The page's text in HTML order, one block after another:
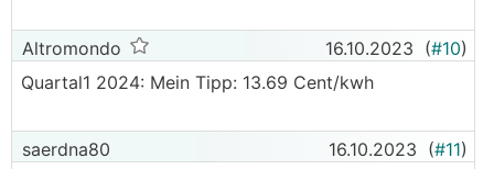
Altromondo 16.10.2023 (#10)
Quartal1 2024: Mein Tipp: 13.69 Cent/kwh
saerdna80 16.10.2023 (#11)